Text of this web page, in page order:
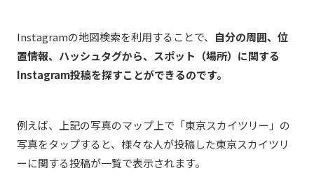
Instagramの地図検索を利用することで、 自分の周囲、位
置情報、ハッシュタグから、スポット（場所）に関する
Instagram投稿を探すことができるのです。
例えば、上記の写真のマップ上で「東京スカイツリー」の
写真をタップすると、様々な人が投稿した東京スカイツリ
ーに関する投稿が一覧で表示されます。